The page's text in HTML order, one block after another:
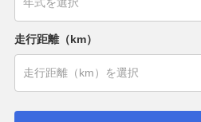
走行距離（km）